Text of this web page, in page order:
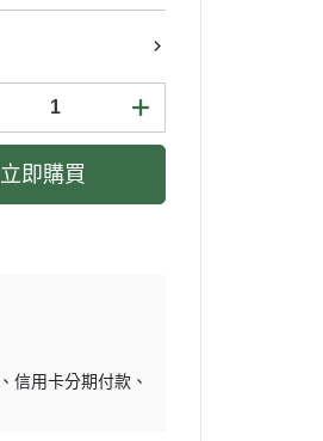
立即購買
信用卡分期付款